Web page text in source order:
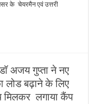
के चेयरमैन एवं उत्तरी
अजय गुप्ता ने नए
लोड बढ़ाने के लिए
मिलकर लगाया कैंप